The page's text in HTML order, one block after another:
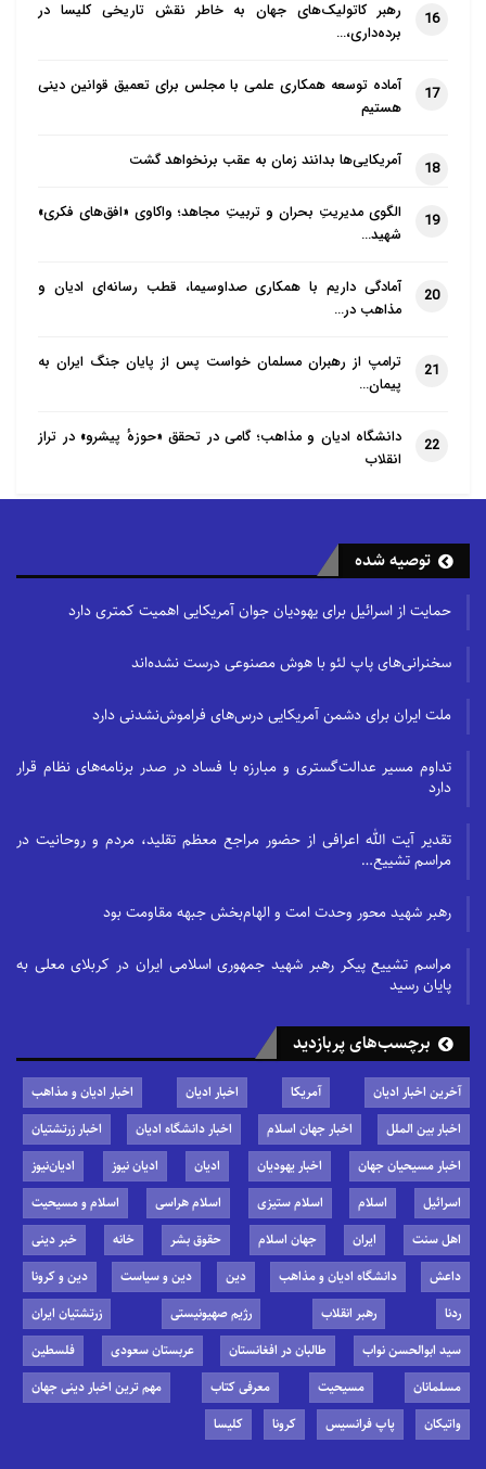
16
رهبر کاتولیک‌های جهان به خاطر نقش تاریخی کلیسا در
برده‌داری،…
17
آماده توسعه همکاری علمی با مجلس برای تعمیق قوانین دینی
هستیم
18 آمریکایی‌ها بدانند زمان به عقب برنخواهد گشت
19
الگوی مدیریتِ بحران و تربیتِ مجاهد؛ واکاوی «افق‌های فکری»
شهید…
20
آمادگی داریم با همکاری صداوسیما، قطب رسانه‌ای ادیان و
مذاهب در…
21
ترامپ از رهبران مسلمان خواست پس از پایان جنگ ایران به
پیمان…
22
دانشگاه ادیان و مذاهب؛ گامی در تحقق «حوزهٔ پیشرو» در تراز
انقلاب
توصیه شده
حمایت از اسرائیل برای یهودیان جوان آمریکایی اهمیت کمتری دارد
سخنرانی‌های پاپ لئو با هوش مصنوعی درست نشده‌اند
ملت ایران برای دشمن آمریکایی درس‌های فراموش‌نشدنی دارد
تداوم مسیر عدالت‌گستری و مبارزه با فساد در صدر برنامه‌های نظام قرار
دارد
تقدیر آیت الله اعرافی از حضور مراجع معظم تقلید، مردم و روحانیت در
مراسم تشییع…
رهبر شهید محور وحدت امت و الهام‌بخش جبهه مقاومت بود
مراسم تشییع پیکر رهبر شهید جمهوری اسلامی ایران در کربلای معلی به
پایان رسید
برچسب‌های پربازدید
آخرین اخبار ادیان آمریکا اخبار ادیان
اخبار ادیان و مذاهب
اخبار بین الملل
اخبار جهان اسلام اخبار دانشگاه ادیان
اخبار زرتشتیان
اخبار مسیحیان جهان
اخبار یهودیان ادیان ادیان نیوز
ادیان‌نیوز
اسرائیل
اسلام اسلام ستیزی اسلام هراسی
اسلام و مسیحیت
اهل سنت
ایران جهان اسلام حقوق بشر خانه
خبر دینی
داعش
دانشگاه ادیان و مذاهب دین دین و سیاست
دین و کرونا
ردنا
رهبر انقلاب رژیم صهیونیستی
زرتشتیان ایران
سید ابوالحسن نواب
طالبان در افغانستان عربستان سعودی
فلسطین
مسلمانان
مسیحیت معرفی کتاب
مهم ترین اخبار دینی جهان
واتیکان
پاپ فرانسیس کرونا کلیسا